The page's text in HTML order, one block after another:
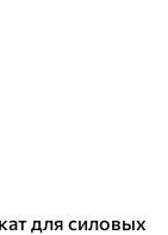
для силовых